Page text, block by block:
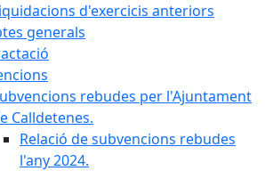
d'exercicis anteriors
generals
rebudes per l'Ajuntament
Calldetenes.
Relació de subvencions rebudes
l'any 2024.